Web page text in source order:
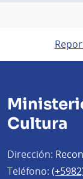
Cultura
Dirección:
Teléfono: